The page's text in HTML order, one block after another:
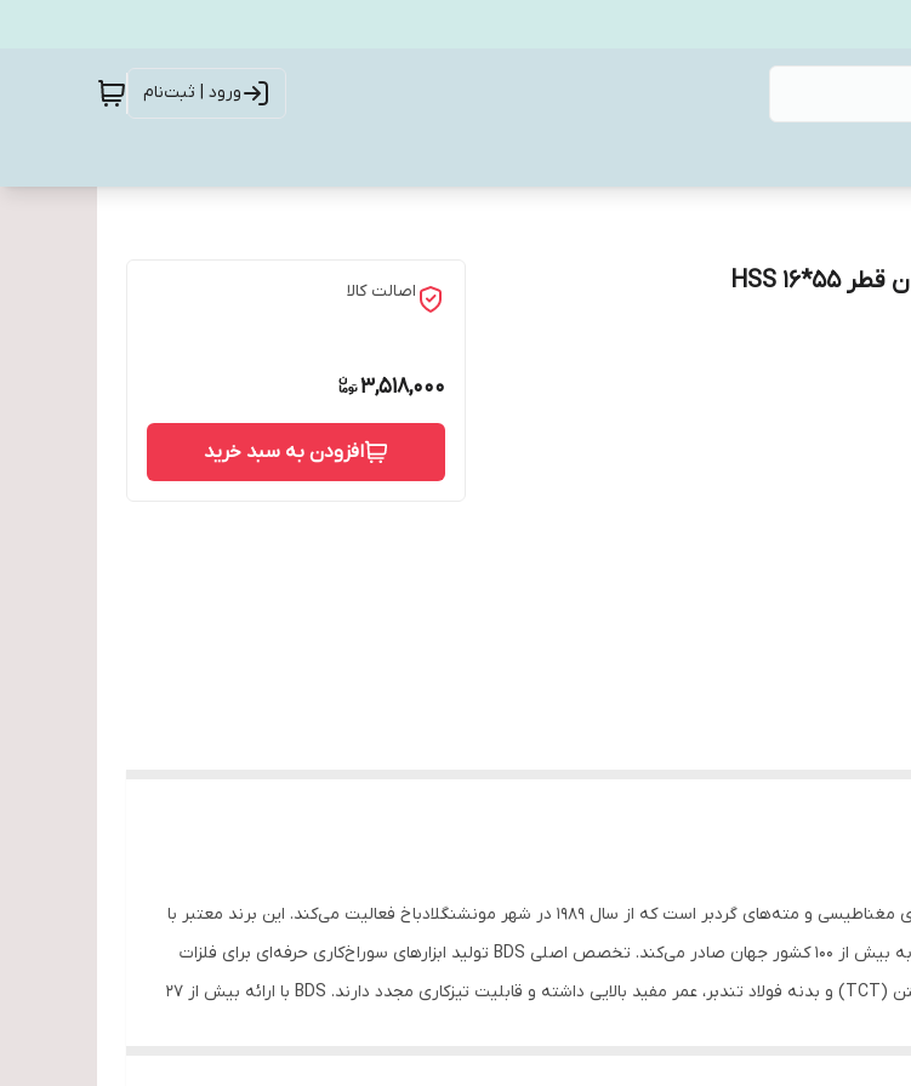
ورود | ثبت‌نام
اصالت کالا
3,518,000
افزودن به سبد خرید
شرکت BDS Maschinen GmbH یک تولیدکننده پیشروی آلمانی در زمینه دریل‌های مغناطیسی و مته‌های گردبر است که از سال ۱۹۸۹ در شهر مونشنگلادباخ فعالیت می‌کند. این برند معتبر با
شعار "Simply Better Drilling"، محصولات خود را با کیفیت "Made in Germany" به بیش از ۱۰۰ کشور جهان صادر می‌کند. تخصص اصلی BDS تولید ابزارهای سوراخ‌کاری حرفه‌ای برای فلزات
سخت مانند فولاد و استیل است. مته‌های گردبر این شرکت با روکش کارباید تنگستن (TCT) و بدنه فولاد تندبر، عمر مفید بالایی داشته و قابلیت تیزکاری مجدد دارند. BDS با ارائه بیش از ۲۷